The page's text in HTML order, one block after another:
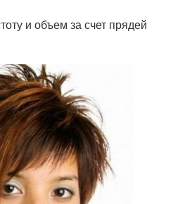
и объем за счет прядей